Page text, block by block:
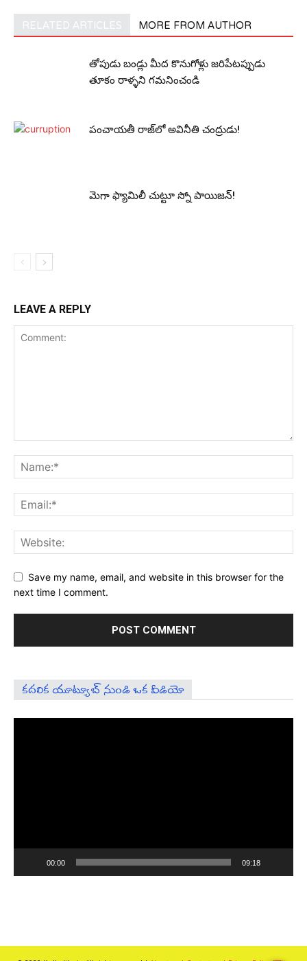
RELATED ARTICLES MORE FROM AUTHOR
తోపుడు బండ్లు మీద కొనుగోళ్లు జరిపేటప్పుడు
తూకం రాళ్ళని గమనించండి
పంచాయ‌తీ రాజ్‌లో అవినీతి చంద్రుడు!
మెగా ఫ్యామిలీ చుట్టూ స్నో పాయిజ‌న్‌!
LEAVE A REPLY
Save my name, email, and website in this browser for the
next time I comment.
కదలిక యూట్యూబ్ నుండి ఒక వీడియో
00:00 09:18